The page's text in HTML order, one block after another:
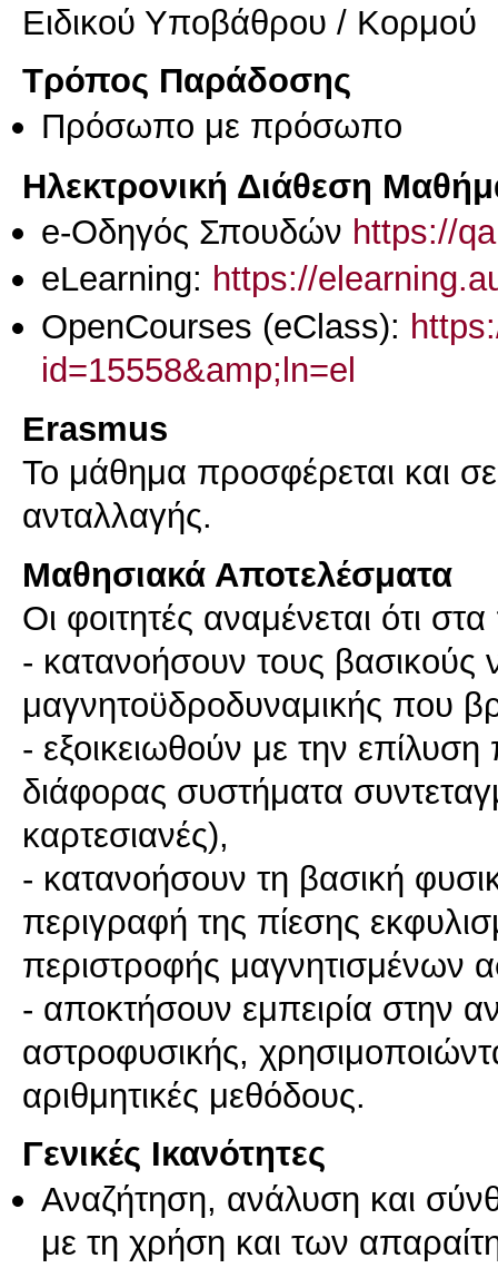
Ειδικού Υποβάθρου / Κορμού
Τρόπος Παράδοσης
Πρόσωπο με πρόσωπο
Ηλεκτρονική Διάθεση
e-Οδηγός Σπουδών https://
eLearning: https://
OpenCourses (eClass):
id=15558&amp;ln=el
Erasmus
Το μάθημα προσφέρεται και
ανταλλαγής.
Μαθησιακά Αποτελέσματα
Οι φοιτητές αναμένεται ότι
- κατανοήσουν τους βασικούς
μαγνητοϋδροδυναμικής που
- εξοικειωθούν με την
διάφορας συστήματα
καρτεσιανές),
- κατανοήσουν τη βασική
περιγραφή της πίεσης
περιστροφής μαγνητισμένων
- αποκτήσουν εμπειρία στην
αστροφυσικής,
αριθμητικές μεθόδους.
Γενικές Ικανότητες
Αναζήτηση, ανάλυση και
με τη χρήση και των